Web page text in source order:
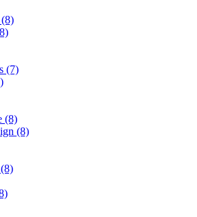
(8)
(7)
(8)
(8)
(8)